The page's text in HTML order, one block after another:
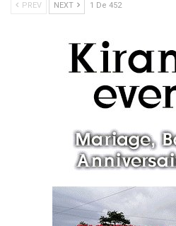
PREV NEXT 1 De 452